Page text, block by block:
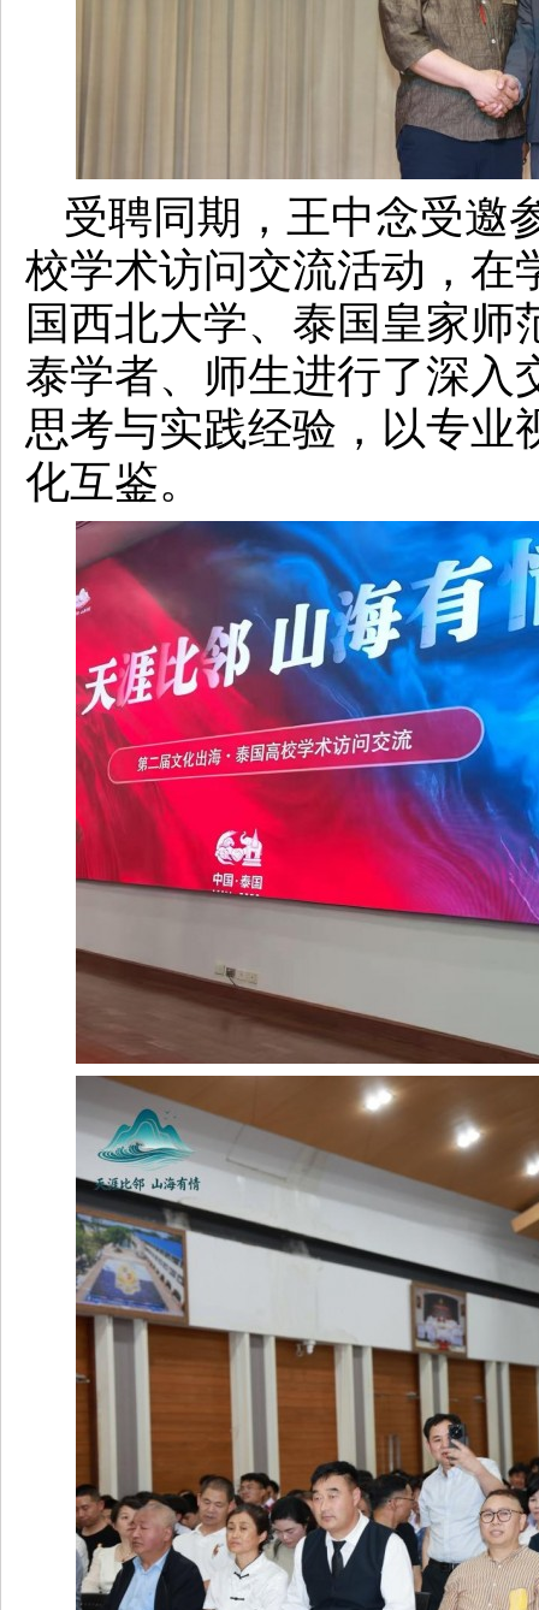
受聘同期，王中念受邀
校学术访问交流活动，在
国西北大学、泰国皇家
泰学者、师生进行了深入
思考与实践经验，以专业
化互鉴。